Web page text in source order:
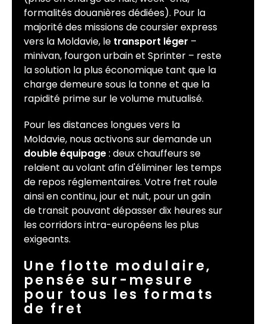
formalités douanières dédiées). Pour la
majorité des missions de coursier express
vers la Moldavie, le transport léger –
minivan, fourgon urbain et Sprinter – reste
la solution la plus économique tant que la
charge demeure sous la tonne et que la
rapidité prime sur le volume mutualisé.
Pour les distances longues vers la
Moldavie, nous activons sur demande un
double équipage: deux chauffeurs se
relaient au volant afin d'éliminer les temps
de repos réglementaires. Votre fret roule
ainsi en continu, jour et nuit, pour un gain
de transit pouvant dépasser dix heures sur
les corridors intra-européens les plus
exigeants.
Une flotte modulaire,
pensée sur-mesure
pour tous les formats
de fret